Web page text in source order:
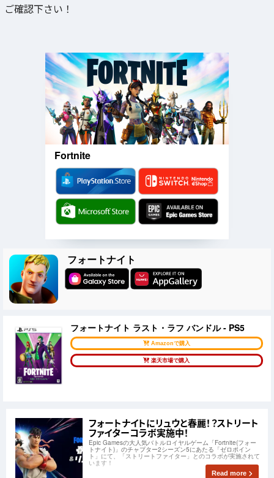
ご確認下さい！
Fortnite
フォートナイト
フォートナイト ラスト・ラフ バンドル - PS5
Amazonで購入
楽天市場で購入
フォートナイトにリュウと春麗！？ストリート
ファイターコラボ実施中！
Epic Gamesの大人気バトルロイヤルゲーム「Fortnite(フォー
トナイト)」のチャプター2シーズン5にあたる「ゼロポイン
ト」にて、「ストリートファイター」とのコラボが実施されて
います！
Read more